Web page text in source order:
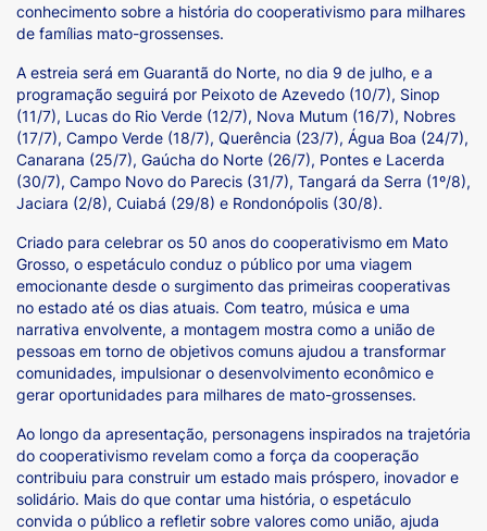
conhecimento sobre a história do cooperativismo para milhares
de famílias mato-grossenses.
A estreia será em Guarantã do Norte, no dia 9 de julho, e a
programação seguirá por Peixoto de Azevedo (10/7), Sinop
(11/7), Lucas do Rio Verde (12/7), Nova Mutum (16/7), Nobres
(17/7), Campo Verde (18/7), Querência (23/7), Água Boa (24/7),
Canarana (25/7), Gaúcha do Norte (26/7), Pontes e Lacerda
(30/7), Campo Novo do Parecis (31/7), Tangará da Serra (1º/8),
Jaciara (2/8), Cuiabá (29/8) e Rondonópolis (30/8).
Criado para celebrar os 50 anos do cooperativismo em Mato
Grosso, o espetáculo conduz o público por uma viagem
emocionante desde o surgimento das primeiras cooperativas
no estado até os dias atuais. Com teatro, música e uma
narrativa envolvente, a montagem mostra como a união de
pessoas em torno de objetivos comuns ajudou a transformar
comunidades, impulsionar o desenvolvimento econômico e
gerar oportunidades para milhares de mato-grossenses.
Ao longo da apresentação, personagens inspirados na trajetória
do cooperativismo revelam como a força da cooperação
contribuiu para construir um estado mais próspero, inovador e
solidário. Mais do que contar uma história, o espetáculo
convida o público a refletir sobre valores como união, ajuda